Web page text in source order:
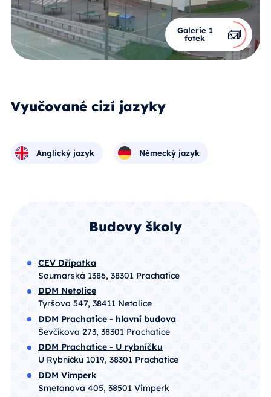
Galerie 1
fotek
Vyučované cizí jazyky
Anglický jazyk Německý jazyk
Budovy školy
CEV Dřípatka
Soumarská 1386, 38301 Prachatice
DDM Netolice
Tyršova 547, 38411 Netolice
DDM Prachatice - hlavní budova
Ševčíkova 273, 38301 Prachatice
DDM Prachatice - U rybníčku
U Rybníčku 1019, 38301 Prachatice
DDM Vimperk
Smetanova 405, 38501 Vimperk